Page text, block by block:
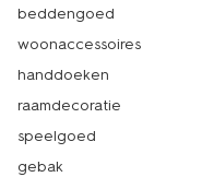
beddengoed
woonaccessoires
handdoeken
raamdecoratie
speelgoed
gebak